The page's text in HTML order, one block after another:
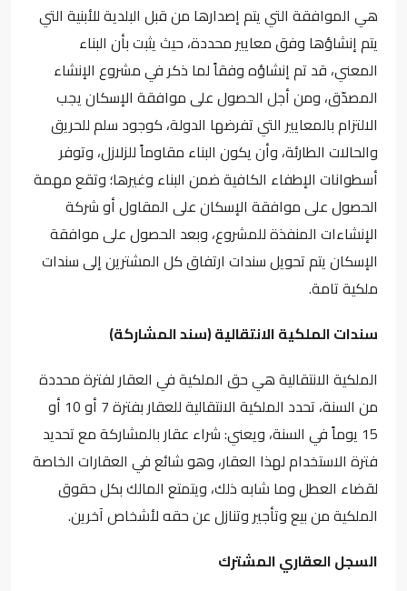
هي الموافقة التي يتم إصدارها من قبل البلدية للأبنية التي
يتم إنشاؤها وفق معايير محددة، حيث يثبت بأن البناء
المعني، قد تم إنشاؤه وفقاً لما ذكر في مشروع الإنشاء
المصدّق، ومن أجل الحصول على موافقة الإسكان يجب
الالتزام بالمعايير التي تفرضها الدولة، كوجود سلم للحريق
والحالات الطارئة، وأن يكون البناء مقاوماً للزلازل، وتوفر
أسطوانات الإطفاء الكافية ضمن البناء وغيرها؛ وتقع مهمة
الحصول على موافقة الإسكان على المقاول أو شركة
الإنشاءات المنفذة للمشروع، وبعد الحصول على موافقة
الإسكان يتم تحويل سندات ارتفاق كل المشترين إلى سندات
ملكية تامة.
سندات الملكية الانتقالية (سند المشاركة)
الملكية الانتقالية هي حق الملكية في العقار لفترة محددة
من السنة، تحدد الملكية الانتقالية للعقار بفترة 7 أو 10 أو
15 يوماً في السنة، ويعني: شراء
عقار بالمشاركةمع تحديد
فترة الاستخدام لهذا العقار، وهو شائع في العقارات الخاصة
لقضاء العطل وما شابه ذلك، ويتمتع المالك بكل حقوق
الملكية من بيع وتأجير وتنازل عن حقه لأشخاص آخرين.
السجل العقاري المشترك